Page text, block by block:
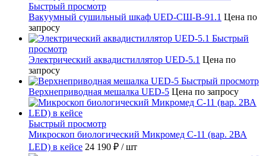
Быстрый просмотр
Вакуумный сушильный шкаф UED-СШ-В-91.1 Цена по
запросу
Быстрый
просмотр
Электрический аквадистиллятор UED-5.1 Цена по
запросу
Быстрый просмотр
Верхнеприводная мешалка UED-5 Цена по запросу
Быстрый просмотр
Микроскоп биологический Микромед С-11 (вар. 2ВА
LED) в кейсе 24 190 ₽ / шт